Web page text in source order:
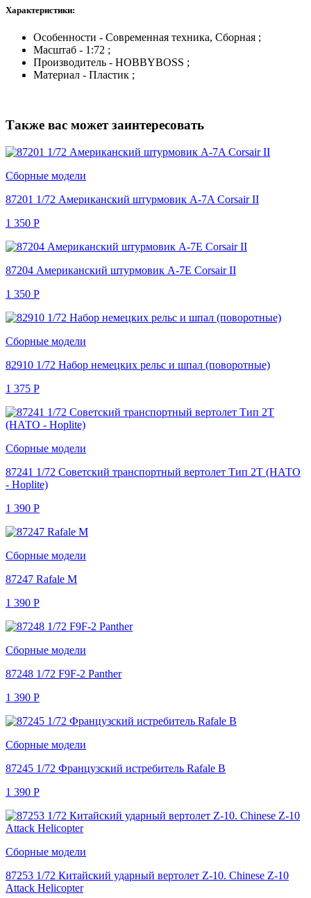
Характеристики:
Особенности - Современная техника, Сборная ;
Масштаб - 1:72 ;
Производитель - HOBBYBOSS ;
Материал - Пластик ;
Также вас может заинтересовать
Сборные модели
87201 1/72 Американский штурмовик A-7A Corsair II
1 350 Р
87204 Американский штурмовик A-7E Corsair II
1 350 Р
Сборные модели
82910 1/72 Набор немецких рельс и шпал (поворотные)
1 375 Р
Сборные модели
87241 1/72 Советский транспортный вертолет Тип 2Т (НАТО
- Hoplite)
1 390 Р
Сборные модели
87247 Rafale M
1 390 Р
Сборные модели
87248 1/72 F9F-2 Panther
1 390 Р
Сборные модели
87245 1/72 Французский истребитель Rafale B
1 390 Р
Сборные модели
87253 1/72 Китайский ударный вертолет Z-10. Chinese Z-10
Attack Helicopter